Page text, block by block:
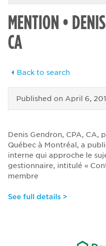
MENTION •
CA
Back to search
Published on April 6,
Denis Gendron, CPA, CA,
Québec à Montréal, a
interne qui approche le
gestionnaire, intitulé «
membre
See full details >